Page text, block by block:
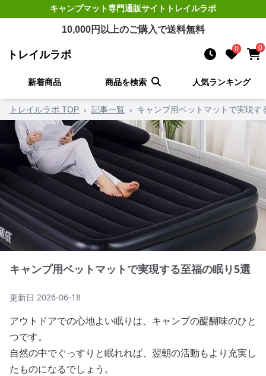
キャンプマット専門通販サイト トレイルラボ
10,000円以上のご購入で送料無料
トレイルラボ 0 0
新着商品 商品を検索 人気ランキング
トレイルラボ TOP › 記事一覧 › キャンプ用ベットマットで実現す
キャンプ用ベットマットで実現する至福の眠り5選
更新日 2026-06-18
アウトドアでの心地よい眠りは、キャンプの醍醐味のひと
つです。
自然の中でぐっすりと眠れれば、翌朝の活動もより充実し
たものになるでしょう。